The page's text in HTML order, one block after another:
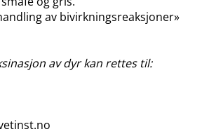
av bivirkningsreaksjoner»
av dyr kan rettes til: